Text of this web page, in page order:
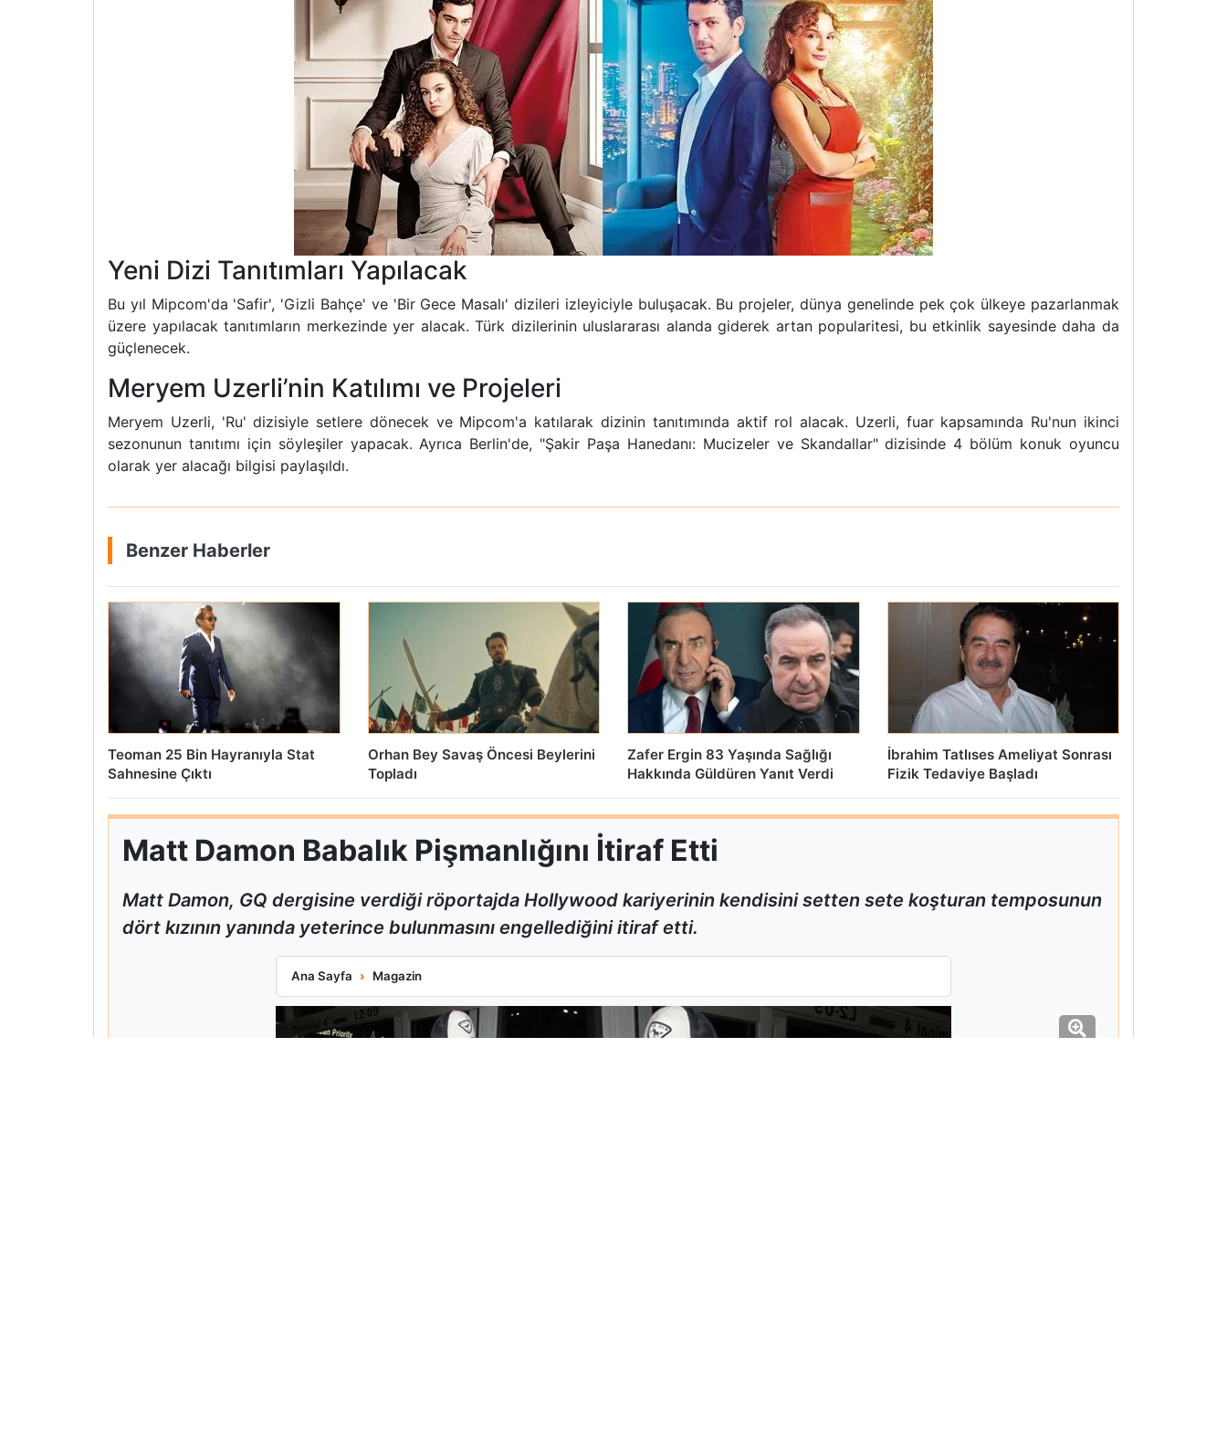
Yeni Dizi Tanıtımları Yapılacak
Bu yıl Mipcom'da 'Safir', 'Gizli Bahçe' ve 'Bir Gece Masalı' dizileri izleyiciyle buluşacak. Bu projeler, dünya genelinde pek çok ülkeye pazarlanmak
üzere yapılacak tanıtımların merkezinde yer alacak. Türk dizilerinin uluslararası alanda giderek artan popularitesi, bu etkinlik sayesinde daha da
güçlenecek.
Meryem Uzerli’nin Katılımı ve Projeleri
Meryem Uzerli, 'Ru' dizisiyle setlere dönecek ve Mipcom'a katılarak dizinin tanıtımında aktif rol alacak. Uzerli, fuar kapsamında Ru'nun ikinci
sezonunun tanıtımı için söyleşiler yapacak. Ayrıca Berlin'de, "Şakir Paşa Hanedanı: Mucizeler ve Skandallar" dizisinde 4 bölüm konuk oyuncu
olarak yer alacağı bilgisi paylaşıldı.
Benzer Haberler
Teoman 25 Bin Hayranıyla Stat
Sahnesine Çıktı
Orhan Bey Savaş Öncesi Beylerini
Topladı
Zafer Ergin 83 Yaşında Sağlığı
Hakkında Güldüren Yanıt Verdi
İbrahim Tatlıses Ameliyat Sonrası
Fizik Tedaviye Başladı
Matt Damon Babalık Pişmanlığını İtiraf Etti
Matt Damon, GQ dergisine verdiği röportajda Hollywood kariyerinin kendisini setten sete koşturan temposunun
dört kızının yanında yeterince bulunmasını engellediğini itiraf etti.
Ana Sayfa Magazin
Matt Damon Babalık Pişmanlığını İtiraf Etti